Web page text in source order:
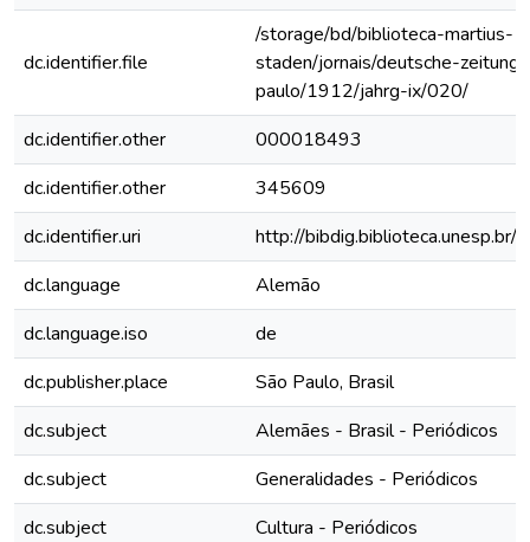
dc.identifier.file
/storage/bd/biblioteca-martius-
staden/jornais/deutsche-
paulo/1912/jahrg-ix/020/
dc.identifier.other
000018493
dc.identifier.other
345609
dc.identifier.uri
http://
dc.language
Alemão
dc.language.iso
de
dc.publisher.place
São Paulo, Brasil
dc.subject
Alemães - Brasil - Periódicos
dc.subject
Generalidades - Periódicos
dc.subject
Cultura - Periódicos